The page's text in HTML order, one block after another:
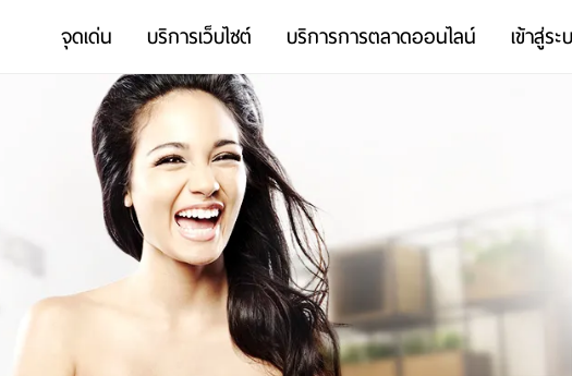
จุดเด่น บริการเว็บไซต์ บริการการตลาดออนไลน์ เข้าสู่ระ